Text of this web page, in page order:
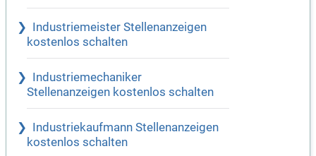
Industriemeister Stellenanzeigen
kostenlos schalten
Industriemechaniker
Stellenanzeigen kostenlos schalten
Industriekaufmann Stellenanzeigen
kostenlos schalten